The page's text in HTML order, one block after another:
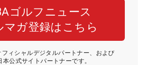
ゴルフニュース
マガ登録はこちら
ィシャルデジタルパートナー、および
本公式サイトパートナーです。